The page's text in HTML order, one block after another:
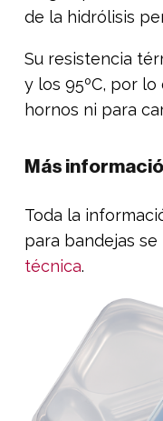
de la hidrólisis
Su resistencia
y los 95ºC, por
hornos ni para
Más
Toda la
para bandejas
técnica.